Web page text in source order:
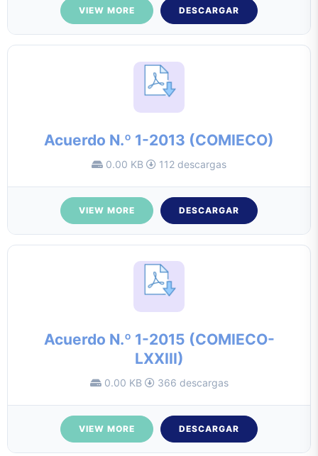
VIEW MORE DESCARGAR
Acuerdo N.º 1-2013 (COMIECO)
0.00 KB 112 descargas
VIEW MORE DESCARGAR
Acuerdo N.º 1-2015 (COMIECO-
LXXIII)
0.00 KB 366 descargas
VIEW MORE DESCARGAR